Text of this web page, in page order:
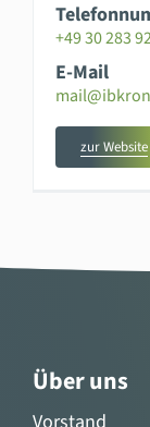
+49 30 283
E-Mail
zur Website
Über uns